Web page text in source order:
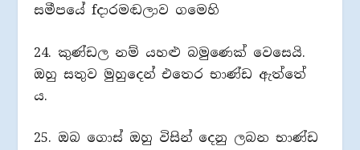
සමීපයේ fදාරමඬලාව ගමෙහි
24. කුණ්ඩල නම් යහළු බමුණෙක් වෙසෙයි.
ඔහු සතුව මුහුදෙන් එතෙර භාණ්ඩ ඇත්තේ
ය.
25. ඔබ ගොස් ඔහු විසින් දෙනු ලබන භාණ්ඩ